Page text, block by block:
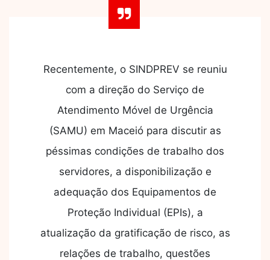
Recentemente, o SINDPREV se reuniu
com a direção do Serviço de
Atendimento Móvel de Urgência
(SAMU) em Maceió para discutir as
péssimas condições de trabalho dos
servidores, a disponibilização e
adequação dos Equipamentos de
Proteção Individual (EPIs), a
atualização da gratificação de risco, as
relações de trabalho, questões